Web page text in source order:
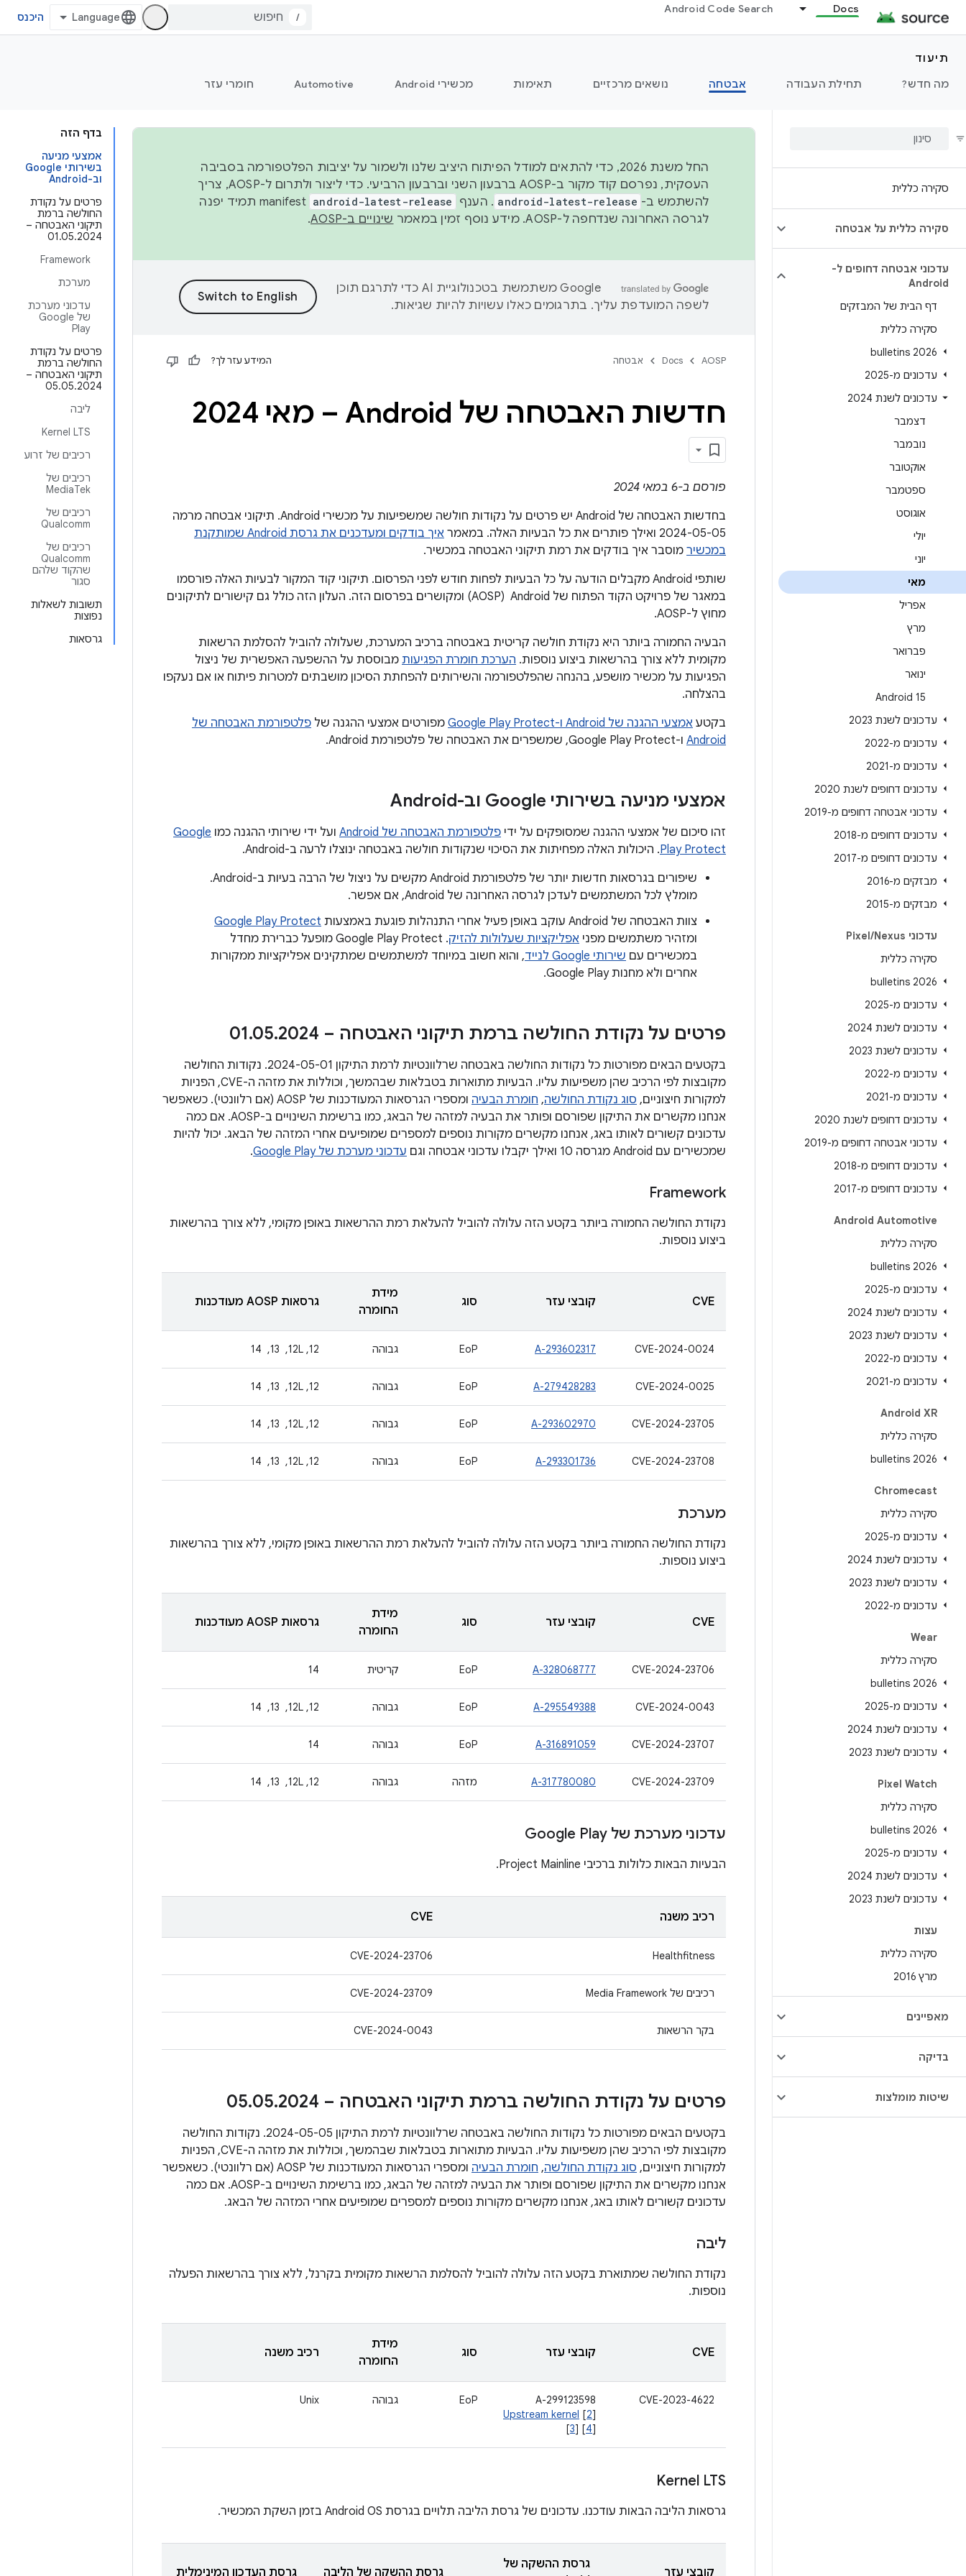
Docs
Android Code Search
/ היכנס
תיעוד
מה חדש?
תחילת העבודה אבטחה נושאים מרכזיים תאימות מכשירי Android Automotive חומרי עזר
סקירה כללית
סקירה כללית על אבטחה
עדכוני אבטחה דחופים ל-
Android
דף הבית של המבזקים
סקירה כללית
2026 bulletins
עדכונים מ-2025
עדכונים לשנת 2024
דצמבר
נובמבר
אוקטובר
ספטמבר
אוגוסט
יולי
יוני
מאי
אפריל
מרץ
פברואר
ינואר
Android 15
עדכונים לשנת 2023
עדכונים מ-2022
עדכונים מ-2021
עדכונים דחופים לשנת 2020
עדכוני אבטחה דחופים מ-2019
עדכונים דחופים מ-2018
עדכונים דחופים מ-2017
מבזקים מ-2016
מבזקים מ-2015
עדכוני Pixel /Nexus
סקירה כללית
2026 bulletins
עדכונים מ-2025
עדכונים לשנת 2024
עדכונים לשנת 2023
עדכונים מ-2022
עדכונים מ-2021
עדכונים דחופים לשנת 2020
עדכוני אבטחה דחופים מ-2019
עדכונים דחופים מ-2018
עדכונים דחופים מ-2017
Android Automotive
סקירה כללית
2026 bulletins
עדכונים מ-2025
עדכונים לשנת 2024
עדכונים לשנת 2023
עדכונים מ-2022
עדכונים מ-2021
Android XR
סקירה כללית
2026 bulletins
Chromecast
סקירה כללית
עדכונים מ-2025
עדכונים לשנת 2024
עדכונים לשנת 2023
עדכונים מ-2022
Wear
סקירה כללית
2026 bulletins
עדכונים מ-2025
עדכונים לשנת 2024
עדכונים לשנת 2023
Pixel Watch
סקירה כללית
2026 bulletins
עדכונים מ-2025
עדכונים לשנת 2024
עדכונים לשנת 2023
עצות
סקירה כללית
מרץ 2016
מאפיינים
בדיקה
שיטות מומלצות
בדף הזה
אמצעי מניעה
בשירותי Google
וב-Android
פרטים על נקודת
החולשה ברמת
תיקוני האבטחה –
01.05.2024
Framework
מערכת
עדכוני מערכת
של Google
Play
פרטים על נקודת
החולשה ברמת
תיקוני האבטחה –
05.05.2024
ליבה
Kernel LTS
רכיבים של זרוע
רכיבים של
MediaTek
רכיבים של
Qualcomm
רכיבים של
Qualcomm
שהקוד שלהם
סגור
תשובות לשאלות
נפוצות
גרסאות
החל משנת 2026, כדי להתאים למודל הפיתוח היציב שלנו ולשמור על יציבות הפלטפורמה בסביבה
העסקית, נפרסם קוד מקור ב-AOSP ברבעון השני וברבעון הרביעי. כדי ליצור ולתרום ל-AOSP, צריך
להשתמש ב- android-latest-release . הענף android-latest-release
manifest תמיד יפנה
לגרסה האחרונה שנדחפה ל-AOSP. מידע נוסף זמין במאמר
שינויים ב-AOSP .
‫Google משתמשת בטכנולוגיית AI כדי לתרגם תוכן
לשפה המועדפת עליך. בתרגומים כאלו עשויות להיות שגיאות.
AOSP
Docs אבטחה המידע עזר לך?
חדשות האבטחה של Android – מאי 2024
פורסם ב-6 במאי 2024
בחדשות האבטחה של Android יש פרטים על נקודות חולשה שמשפיעות על מכשירי Android. תיקוני אבטחה מרמה
2024-05-05 ואילך פותרים את כל הבעיות האלה. במאמר
איך בודקים ומעדכנים את גרסת Android שמותקנת
במכשיר מוסבר איך בודקים את רמת תיקוני האבטחה במכשיר.
שותפי Android מקבלים הודעה על כל הבעיות לפחות חודש לפני הפרסום. תיקוני קוד המקור לבעיות האלה פורסמו
במאגר של פרויקט הקוד הפתוח של Android ‏ (AOSP) ומקושרים בפרסום הזה. העלון הזה כולל גם קישורים לתיקונים
מחוץ ל-AOSP.
הבעיה החמורה ביותר היא נקודת חולשה קריטית באבטחה ברכיב המערכת, שעלולה להוביל להסלמת הרשאות
מקומית ללא צורך בהרשאות ביצוע נוספות. הערכת חומרת הפגיעות מבוססת על ההשפעה האפשרית של ניצול
הפגיעות על מכשיר מושפע, בהנחה שהפלטפורמה והשירותים להפחתת הסיכון מושבתים למטרות פיתוח או אם נעקפו
בהצלחה.
בקטע אמצעי ההגנה של Android ו-Google Play Protect מפורטים אמצעי ההגנה של פלטפורמת האבטחה של
Android ו-Google Play Protect, שמשפרים את האבטחה של פלטפורמת Android.
אמצעי מניעה בשירותי Google וב-Android
זהו סיכום של אמצעי ההגנה שמסופקים על ידי פלטפורמת האבטחה של Android ועל ידי שירותי ההגנה כמו Google
Play Protect. היכולות האלה מפחיתות את הסיכוי שנקודות חולשה באבטחה ינוצלו לרעה ב-Android.
שיפורים בגרסאות חדשות יותר של פלטפורמת Android מקשים על ניצול של הרבה בעיות ב-Android.
מומלץ לכל המשתמשים לעדכן לגרסה האחרונה של Android, אם אפשר.
צוות האבטחה של Android עוקב באופן פעיל אחרי התנהלות פוגעת באמצעות
Google Play Protect
ומזהיר משתמשים מפני אפליקציות שעלולות להזיק
. ‫Google Play Protect מופעל כברירת מחדל
במכשירים עם שירותי Google לנייד
, והוא חשוב במיוחד למשתמשים שמתקינים אפליקציות ממקורות
אחרים ולא מחנות Google Play.
פרטים על נקודת החולשה ברמת תיקוני האבטחה – 01 .05.2024
בקטעים הבאים מפורטות כל נקודות החולשה באבטחה שרלוונטיות לרמת התיקון 2024-05-01. נקודות החולשה
מקובצות לפי הרכיב שהן משפיעות עליו. הבעיות מתוארות בטבלאות שבהמשך, וכוללות את מזהה ה-CVE, הפניות
למקורות חיצוניים, סוג נקודת החולשה, חומרת הבעיה
ומספרי הגרסאות המעודכנות של AOSP (אם רלוונטי). כשאפשר
אנחנו מקשרים את התיקון שפורסם ופותר את הבעיה למזהה של הבאג, כמו ברשימת השינויים ב-AOSP. אם כמה
עדכונים קשורים לאותו באג, אנחנו מקשרים מקורות נוספים למספרים שמופיעים אחרי המזהה של הבאג. יכול להיות
שמכשירים עם Android מגרסה 10 ואילך יקבלו עדכוני אבטחה וגם
עדכוני מערכת של Google Play .
Framework
נקודת החולשה החמורה ביותר בקטע הזה עלולה להוביל להעלאת רמת ההרשאות באופן מקומי, ללא צורך בהרשאות
ביצוע נוספות.
CVE קובצי עזר סוג
מידת
החומרה
גרסאות AOSP מעודכנות
CVE-2024-0024
A-293602317
EoP גבוהה ‫12, 12L, ‏ 13, ‏ 14
CVE-2024-0025
A-279428283
EoP גבוהה ‫12, 12L, ‏ 13, ‏ 14
CVE-2024-23705
A-293602970
EoP גבוהה ‫12, 12L, ‏ 13, ‏ 14
CVE-2024-23708
A-293301736
EoP גבוהה ‫12, 12L, ‏ 13, ‏ 14
מערכת
נקודת החולשה החמורה ביותר בקטע הזה עלולה להוביל להעלאת רמת ההרשאות באופן מקומי, ללא צורך בהרשאות
ביצוע נוספות.
CVE קובצי עזר סוג
מידת
החומרה
גרסאות AOSP מעודכנות
CVE-2024-23706
A-328068777
EoP קריטית 14
CVE-2024-0043
A-295549388
EoP גבוהה ‫12, 12L, ‏ 13, ‏ 14
CVE-2024-23707
A-316891059
EoP גבוהה 14
CVE-2024-23709
A-317780080 מזהה גבוהה ‫12, 12L, ‏ 13, ‏ 14
עדכוני מערכת של Google Play
הבעיות הבאות כלולות ברכיבי Project Mainline.
רכיב משנה CVE
Healthfitness
CVE-2024-23706
רכיבים של Media Framework CVE-2024-23709
בקר הרשאות CVE-2024-0043
פרטים על נקודת החולשה ברמת תיקוני האבטחה – 05 .05.2024
בקטעים הבאים מפורטות כל נקודות החולשה באבטחה שרלוונטיות לרמת התיקון 2024-05-05. נקודות החולשה
מקובצות לפי הרכיב שהן משפיעות עליו. הבעיות מתוארות בטבלאות שבהמשך, וכוללות את מזהה ה-CVE, הפניות
למקורות חיצוניים, סוג נקודת החולשה, חומרת הבעיה
ומספרי הגרסאות המעודכנות של AOSP (אם רלוונטי). כשאפשר
אנחנו מקשרים את התיקון שפורסם ופותר את הבעיה למזהה של הבאג, כמו ברשימת השינויים ב-AOSP. אם כמה
עדכונים קשורים לאותו באג, אנחנו מקשרים מקורות נוספים למספרים שמופיעים אחרי המזהה של הבאג.
ליבה
נקודת החולשה שמתוארת בקטע הזה עלולה להוביל להסלמת הרשאות מקומית בקרנל, ללא צורך בהרשאות הפעלה
נוספות.
CVE קובצי עזר סוג
מידת
החומרה
רכיב משנה
CVE-2023-4622
A-299123598
Upstream kernel [2]
[3] [4]
EoP גבוהה Unix
Kernel LTS
גרסאות הליבה הבאות עודכנו. עדכונים של גרסת הליבה תלויים בגרסת Android OS בזמן השקת המכשיר.
קובצי עזר
גרסת ההשקה של
גרסת ההשקה של הליבה גרסת העדכון המינימלית